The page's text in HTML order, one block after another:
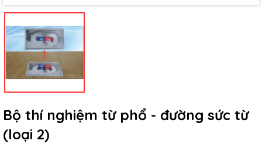
Bộ thí nghiệm từ phổ - đường sức từ
(loại 2)